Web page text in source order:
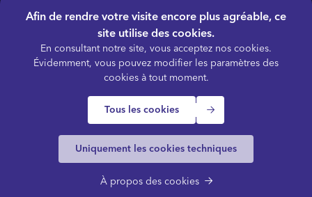
Belgique
Tél :+32 4 228 86 60
E-mail : as@aliasconsult.be
© 2026 ALIAS Consult
Termes et conditions Politique de confidentialité
Gestion des cookies
Plan du site
Vidéos / Ressources
Afin de rendre votre visite encore plus agréable, ce
site utilise des cookies.
En consultant notre site, vous acceptez nos cookies.
Évidemment, vous pouvez modifier les paramètres des
cookies à tout moment.
Tous les cookies
Uniquement les cookies techniques
À propos des cookies